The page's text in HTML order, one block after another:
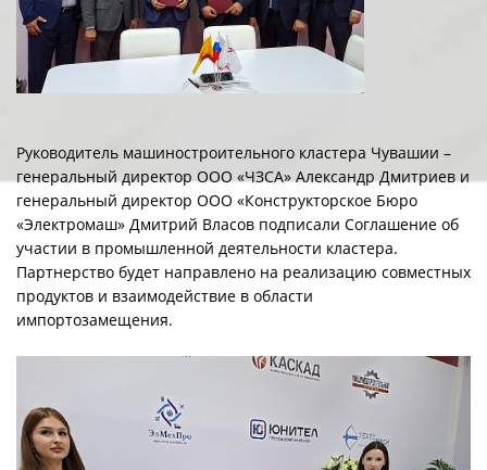
Руководитель машиностроительного кластера Чувашии –
генеральный директор ООО «ЧЗСА» Александр Дмитриев и
генеральный директор ООО «Конструкторское Бюро
«Электромаш» Дмитрий Власов подписали Соглашение об
участии в промышленной деятельности кластера.
Партнерство будет направлено на реализацию совместных
продуктов и взаимодействие в области
импортозамещения.